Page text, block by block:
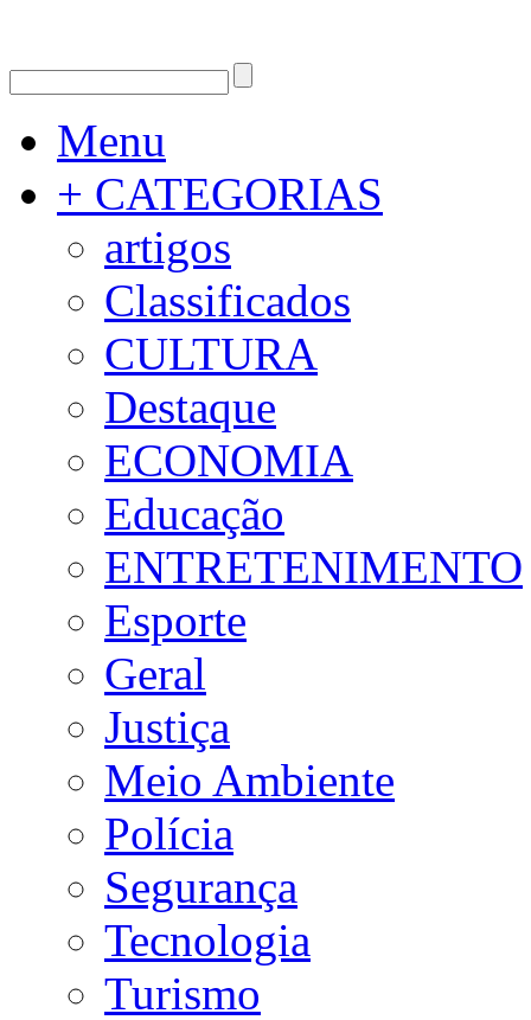
Menu
+ CATEGORIAS
artigos
Classificados
CULTURA
Destaque
ECONOMIA
Educação
ENTRETENIMENTO
Esporte
Geral
Justiça
Meio Ambiente
Polícia
Segurança
Tecnologia
Turismo